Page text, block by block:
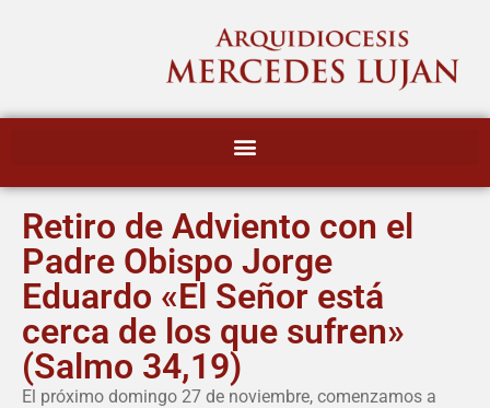
Retiro de Adviento con el
Padre Obispo Jorge
Eduardo «El Señor está
cerca de los que sufren»
(Salmo 34,19)
El próximo domingo 27 de noviembre, comenzamos a